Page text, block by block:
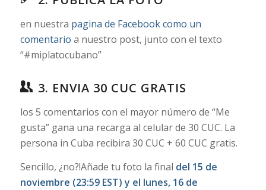
en nuestra pagina de Facebook como un
comentario a nuestro post, junto con el texto
“#miplatocubano”
3. ENVIA 30 CUC GRATIS
los 5 comentarios con el mayor número de “Me
gusta” gana una recarga al celular de 30 CUC. La
persona in Cuba recibira 30 CUC + 60 CUC gratis.
Sencillo, ¿no?!Añade tu foto la final del 15 de
noviembre (23:59 EST) y el lunes, 16 de